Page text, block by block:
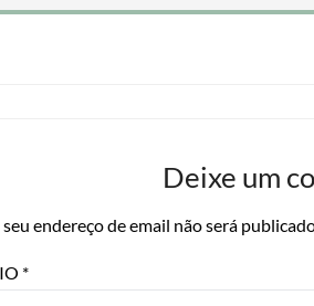
Deixe um
endereço de email não será
*